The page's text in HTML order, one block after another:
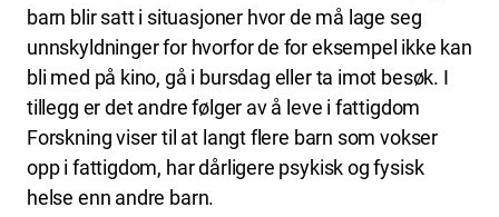
barn blir satt i situasjoner hvor de må lage seg
unnskyldninger for hvorfor de for eksempel ikke kan
bli med på kino, gå i bursdag eller ta imot besøk. I
tillegg er det andre følger av å leve i fattigdom
Forskning viser til at langt flere barn som vokser
opp i fattigdom, har dårligere psykisk og fysisk
helse enn andre barn.